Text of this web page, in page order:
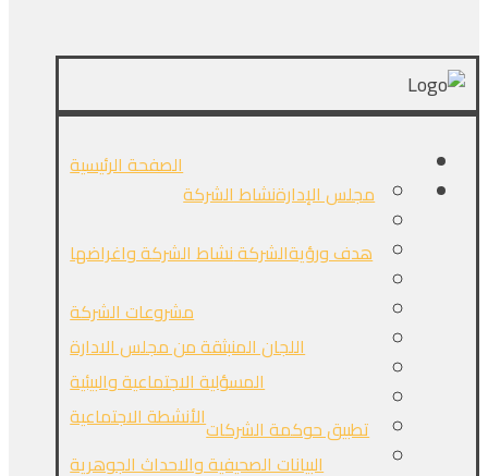
الصفحة الرئيسية
نشاط الشركةمجلس الإدارة
نشاط الشركة واغراضهاهدف ورؤيةالشركة
مشروعات الشركة
اللجان المنبثقة من مجلس الادارة
المسؤلية الاجتماعية والبيئية
الأنشطة الاجتماعيةتطبيق حوكمة الشركات
البيانات الصحيفية والاحداث الجوهرية